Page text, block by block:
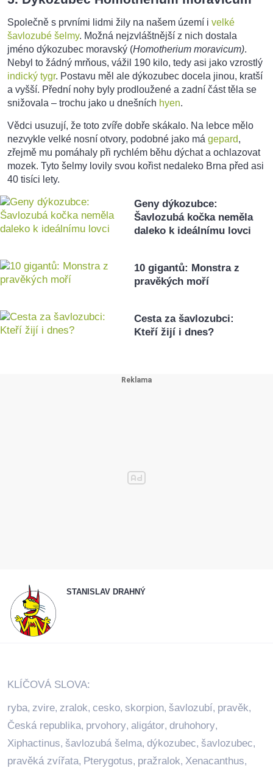
Společně s prvními lidmi žily na našem území i velké
šavlozubé šelmy. Možná nejzvláštnější z nich dostala
jméno dýkozubec moravský (Homotherium moravicum).
Nebyl to žádný mrňous, vážil 190 kilo, tedy asi jako vzrostlý
indický tygr. Postavu měl ale dýkozubec docela jinou, kratší
a vyšší. Přední nohy byly prodloužené a zadní část těla se
snižovala – trochu jako u dnešních hyen.
Vědci usuzují, že toto zvíře dobře skákalo. Na lebce mělo
nezvykle velké nosní otvory, podobné jako má gepard,
zřejmě mu pomáhaly při rychlém běhu dýchat a ochlazovat
mozek. Tyto šelmy lovily svou kořist nedaleko Brna před asi
40 tisíci lety.
Geny dýkozubce:
Šavlozubá kočka neměla
daleko k ideálnímu lovci
10 gigantů: Monstra z
pravěkých moří
Cesta za šavlozubci:
Kteří žijí i dnes?
STANISLAV DRAHNÝ
KLÍČOVÁ SLOVA:
ryba, zvire, zralok, cesko, skorpion, šavlozubí, pravěk,
Česká republika, prvohory, aligátor, druhohory,
Xiphactinus, šavlozubá šelma, dýkozubec, šavlozubec,
pravěká zvířata, Pterygotus, pražralok, Xenacanthus,